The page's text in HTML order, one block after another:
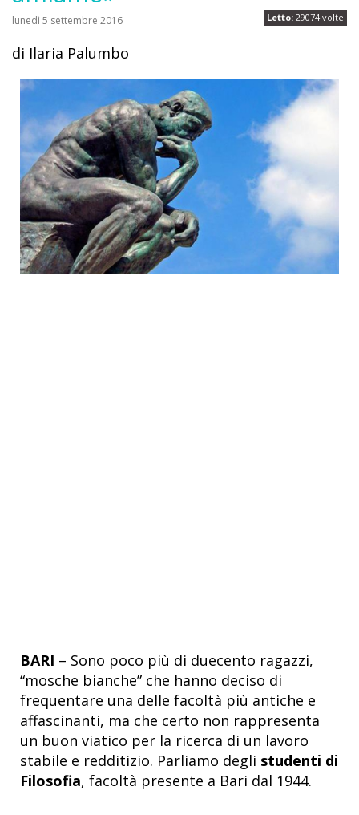
Letto: 29074 volte
lunedì 5 settembre 2016
di Ilaria Palumbo
BARI – Sono poco più di duecento ragazzi,
“mosche bianche” che hanno deciso di
frequentare una delle facoltà più antiche e
affascinanti, ma che certo non rappresenta
un buon viatico per la ricerca di un lavoro
stabile e redditizio. Parliamo degli studenti di
Filosofia, facoltà presente a Bari dal 1944.